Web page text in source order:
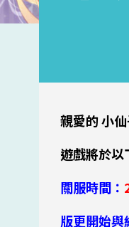
親愛的 小仙
遊戲將於
關服時間：
版更開始